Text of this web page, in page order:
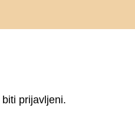
biti prijavljeni.